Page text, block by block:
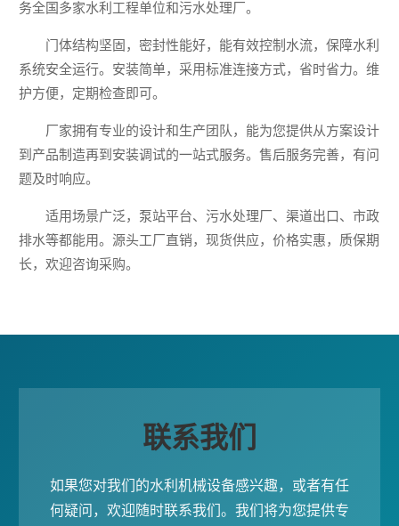
务全国多家水利工程单位和污水处理厂。
门体结构坚固，密封性能好，能有效控制水流，保障水利
系统安全运行。安装简单，采用标准连接方式，省时省力。维
护方便，定期检查即可。
厂家拥有专业的设计和生产团队，能为您提供从方案设计
到产品制造再到安装调试的一站式服务。售后服务完善，有问
题及时响应。
适用场景广泛，泵站平台、污水处理厂、渠道出口、市政
排水等都能用。源头工厂直销，现货供应，价格实惠，质保期
长，欢迎咨询采购。
联系我们
如果您对我们的水利机械设备感兴趣，或者有任
何疑问，欢迎随时联系我们。我们将为您提供专